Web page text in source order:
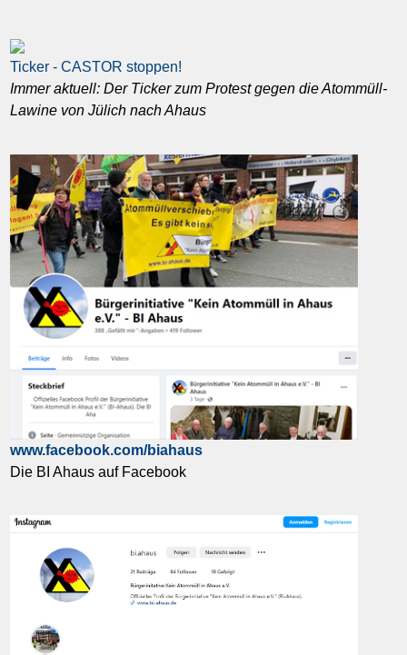
Ticker - CASTOR stoppen!
Immer aktuell: Der Ticker zum Protest gegen die Atommüll-
Lawine von Jülich nach Ahaus
www.facebook.com/biahaus
Die BI Ahaus auf Facebook